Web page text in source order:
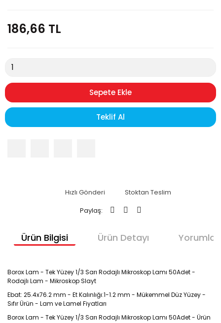
186,66 TL
Sepete Ekle
Teklif Al
Hızlı Gönderi
Stoktan Teslim
Paylaş:
Ürün Bilgisi Ürün Detayı Yorumlar
Borox Lam - Tek Yüzey 1/3 Sarı Rodajlı Mikroskop Lamı 50Adet -
Rodajlı Lam - Mikroskop Slayt
Ebat: 25.4x76.2 mm - Et Kalınlığı:1-1.2 mm - Mükemmel Düz Yüzey -
Sıfır Ürün - Lam ve Lamel Fiyatları
Borox Lam - Tek Yüzey 1/3 Sarı Rodajlı Mikroskop Lamı 50Adet - Ürün